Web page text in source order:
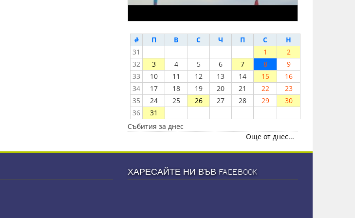
# П В С Ч П С
Н
31
1
2
32
3 4 5 6 7 8
9
33
10 11 12 13 14 15
16
34
17 18 19 20 21 22
23
35
24 25 26 27 28 29
30
36
31
Събития за днес
Още от днес...
ХАРЕСАЙТЕ НИ ВЪВ FACEBOOK